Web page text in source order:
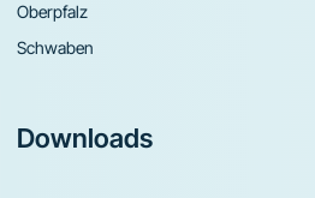
Oberpfalz
Schwaben
Downloads